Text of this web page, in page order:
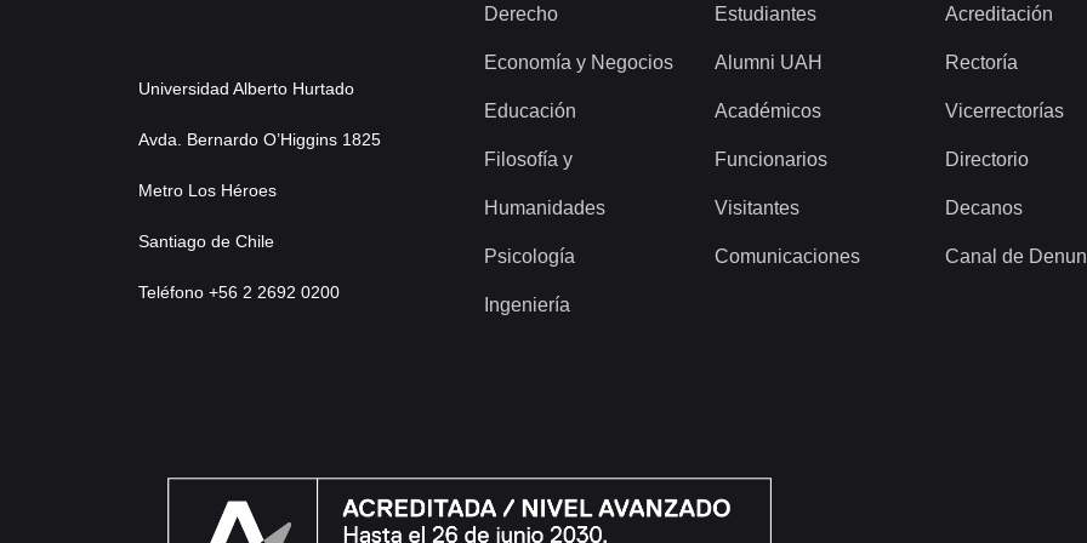
Universidad Alberto Hurtado
Avda. Bernardo O’Higgins 1825
Metro Los Héroes
Santiago de Chile
Teléfono +56 2 2692 0200
Derecho
Economía y Negocios
Educación
Filosofía y
Humanidades
Psicología
Ingeniería
Estudiantes
Alumni UAH
Académicos
Funcionarios
Visitantes
Comunicaciones
Acreditación
Rectoría
Vicerrectorías
Directorio
Decanos
Canal de